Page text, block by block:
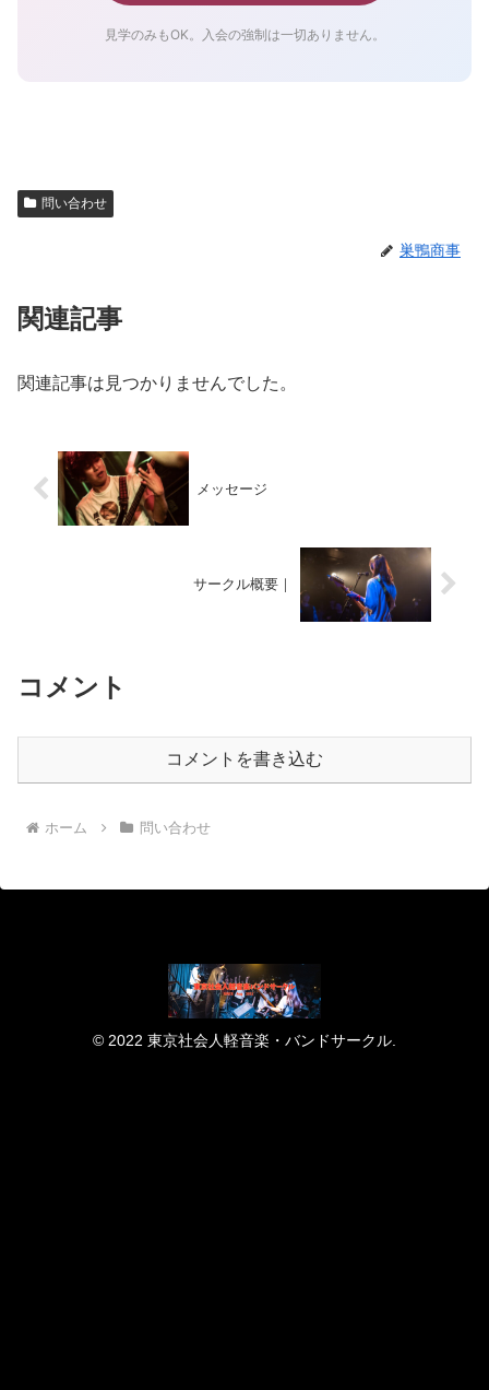
見学のみもOK。入会の強制は一切ありません。
問い合わせ
巣鴨商事
関連記事
関連記事は見つかりませんでした。
メッセージ
サークル概要｜
コメント
コメントを書き込む
ホーム 問い合わせ
© 2022 東京社会人軽音楽・バンドサークル.